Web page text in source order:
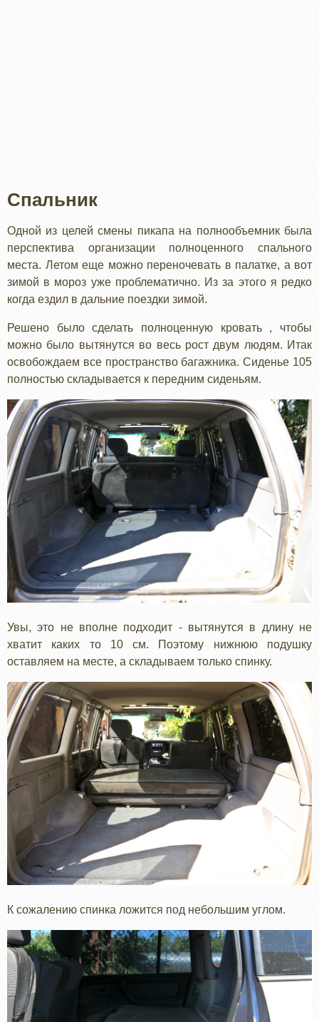
Спальник
Одной из целей смены пикапа на полнообъемник была
перспектива организации полноценного спального
места. Летом еще можно переночевать в палатке, а вот
зимой в мороз уже проблематично. Из за этого я редко
когда ездил в дальние поездки зимой.
Решено было сделать полноценную кровать , чтобы
можно было вытянутся во весь рост двум людям. Итак
освобождаем все пространство багажника. Сиденье 105
полностью складывается к передним сиденьям.
Увы, это не вполне подходит - вытянутся в длину не
хватит каких то 10 см. Поэтому нижнюю подушку
оставляем на месте, а складываем только спинку.
К сожалению спинка ложится под небольшим углом.